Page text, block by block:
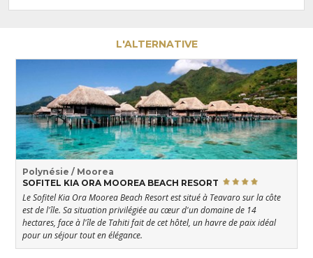
L'ALTERNATIVE
Polynésie / Moorea
SOFITEL KIA ORA MOOREA BEACH RESORT
Le Sofitel Kia Ora Moorea Beach Resort est situé à Teavaro sur la côte
est de l'île. Sa situation privilégiée au cœur d'un domaine de 14
hectares, face à l'île de Tahiti fait de cet hôtel, un havre de paix idéal
pour un séjour tout en élégance.